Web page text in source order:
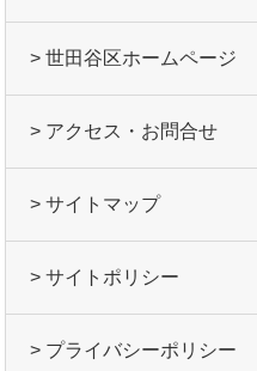
> 世田谷区ホームページ
> アクセス・お問合せ
> サイトマップ
> サイトポリシー
> プライバシーポリシー